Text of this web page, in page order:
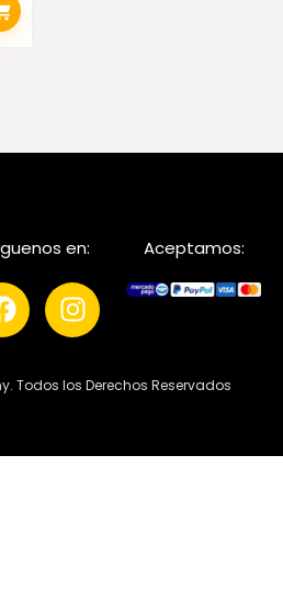
en: Aceptamos:
Todos los Derechos Reservados